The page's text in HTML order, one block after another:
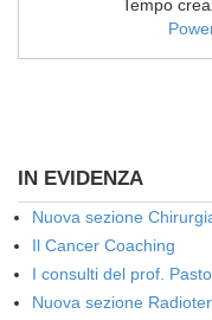
Tempo
IN EVIDENZA
Nuova sezione
Il Cancer Coaching
I consulti del prof.
Nuova sezione